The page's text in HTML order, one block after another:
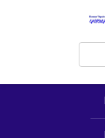
Поиск: